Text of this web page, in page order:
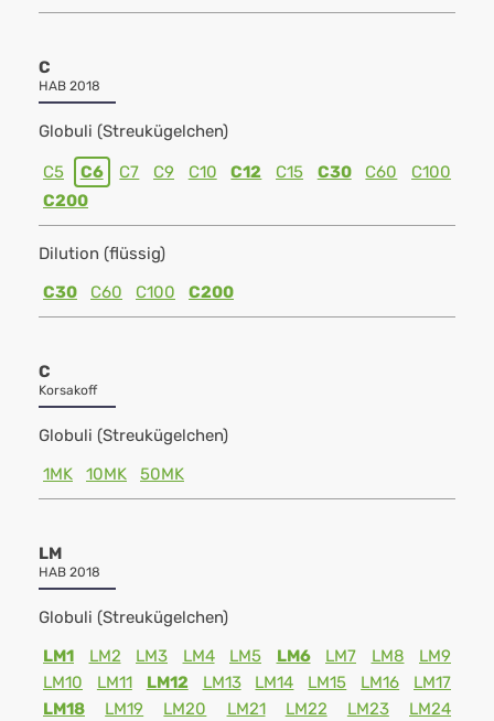
C
HAB 2018
Globuli (Streukügelchen)
C5 C6 C7 C9 C10 C12 C15 C30 C60
C100
C200
Dilution (flüssig)
C30
C60 C100 C200
C
Korsakoff
Globuli (Streukügelchen)
1MK
10MK 50MK
LM
HAB 2018
Globuli (Streukügelchen)
LM1
LM2 LM3 LM4 LM5 LM6 LM7 LM8
LM9
LM10
LM11 LM12 LM13 LM14 LM15 LM16
LM17
LM18
LM19 LM20 LM21 LM22 LM23 LM24